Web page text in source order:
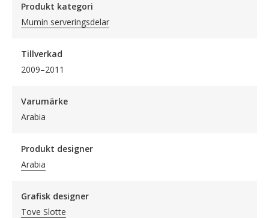
Produkt kategori
Mumin serveringsdelar
Tillverkad
2009–2011
Varumärke
Arabia
Produkt designer
Arabia
Grafisk designer
Tove Slotte